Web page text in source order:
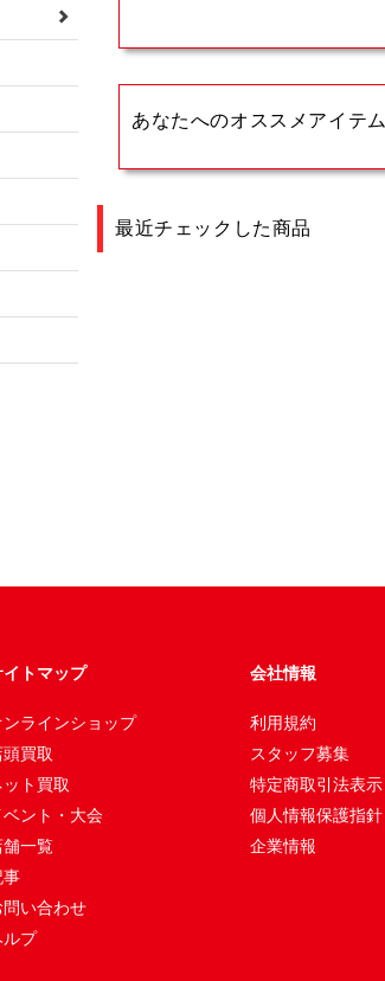
あなたへのオススメアイテム
最近チェックした商品
イトマップ
ンラインショップ
頭買取
ット買取
ベント・大会
舗一覧
事
問い合わせ
ルプ
会社情報
利用規約
スタッフ募集
特定商取引法表示
個人情報保護指針
企業情報